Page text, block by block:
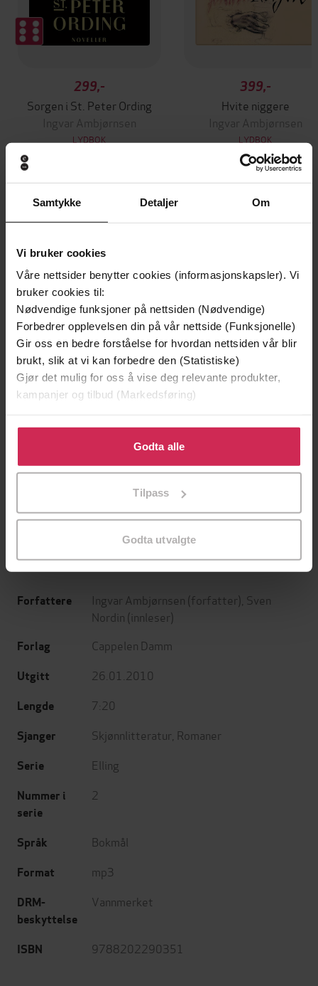
Samtykke Detaljer Om
Vi bruker cookies
Våre nettsider benytter cookies (informasjonskapsler). Vi
bruker cookies til:
Nødvendige funksjoner på nettsiden (Nødvendige)
Forbedrer opplevelsen din på vår nettside (Funksjonelle)
Gir oss en bedre forståelse for hvordan nettsiden vår blir
brukt, slik at vi kan forbedre den (Statistiske)
Gjør det mulig for oss å vise deg relevante produkter,
kampanjer og tilbud (Markedsføring)
Klikk på «Godta alle» for å gi oss ditt samtykke til å
bruke cookies for alle disse formålene. Du kan også
tilpasse ditt samtykke til spesifikke formål ved å klikke
Godta alle
Tilpass
Godta utvalgte
299,-
Sorgen i St. Peter Ording
Ingvar Ambjørnsen
LYDBOK
399,-
Hvite niggere
Ingvar Ambjørnsen
LYDBOK
Andre har også kjøpt
Premium
149,-
Jenta som ble igjen
EBOK
199,-
EBOK
Forfattere Ingvar Ambjørnsen (forfatter), Sven
Nordin (innleser)
Forlag Cappelen Damm
Utgitt 26.01.2010
Lengde 7:20
Sjanger Skjønnlitteratur Romaner
Serie Elling
Nummer i
serie
2
Språk Bokmål
Format mp3
DRM-
beskyttelse
Vannmerket
ISBN 9788202290351